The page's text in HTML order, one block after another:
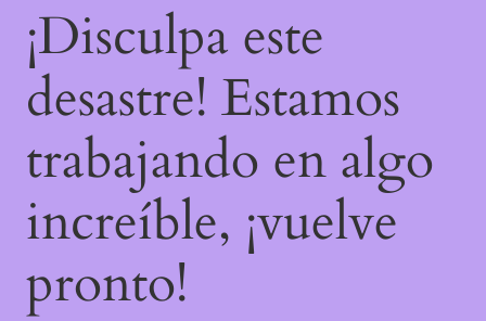
¡Disculpa este
desastre! Estamos
trabajando en algo
increíble, ¡vuelve
pronto!